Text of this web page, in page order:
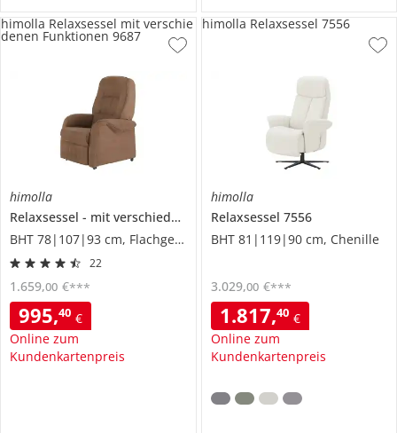
himolla
Relaxsessel
mit verschiedenen Funktionen
9687
BHT 78|107|93 cm, Flachgewebe
22
995,40 €
Online zum
Kundenkartenpreis
1.659,00 €***
himolla Relaxsessel mit verschie
denen Funktionen 9687
himolla
Relaxsessel 7556
BHT 81|119|90 cm, Chenille
1.817,40 €
Online zum
Kundenkartenpreis
3.029,00 €***
himolla Relaxsessel 7556